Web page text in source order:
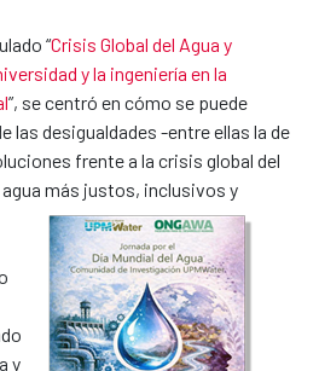
“Crisis Global del Agua y
y la ingeniería en la
”, se centró en cómo se puede
las desigualdades -entre ellas la de
frente a la crisis global del
más justos, inclusivos y
y